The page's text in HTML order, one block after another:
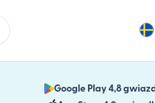
Google Play 4,8